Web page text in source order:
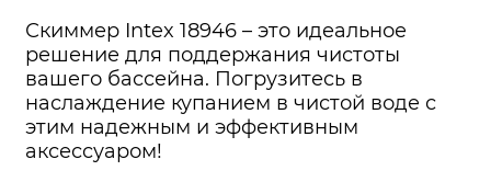
Скиммер Intex 18946 – это идеальное
решение для поддержания чистоты
вашего бассейна. Погрузитесь в
наслаждение купанием в чистой воде с
этим надежным и эффективным
аксессуаром!